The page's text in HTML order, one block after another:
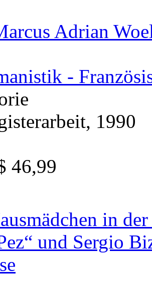
Adrian
-
1990
46,99
in
und Sergio